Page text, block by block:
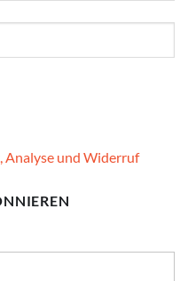
Analyse und Widerruf